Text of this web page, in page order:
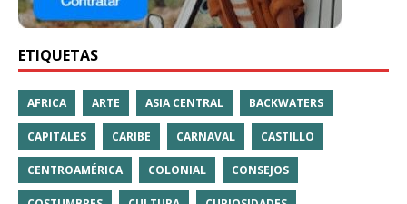
ETIQUETAS
AFRICA ARTE ASIA CENTRAL BACKWATERS
CAPITALES CARIBE CARNAVAL CASTILLO
CENTROAMÉRICA COLONIAL CONSEJOS